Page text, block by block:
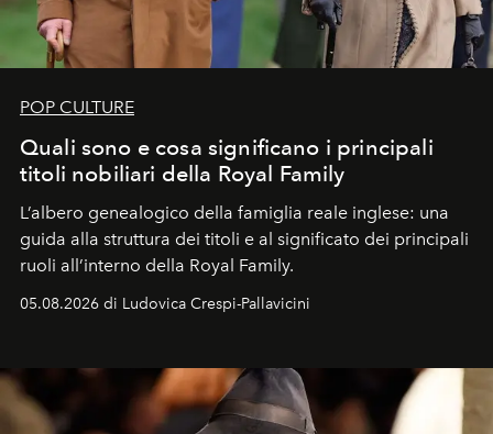
POP CULTURE
Quali sono e cosa significano i principali
titoli nobiliari della Royal Family
L’albero genealogico della famiglia reale inglese: una
guida alla struttura dei titoli e al significato dei principali
ruoli all’interno della Royal Family.
05.08.2026 di Ludovica Crespi-Pallavicini